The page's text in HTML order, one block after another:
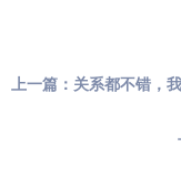
上一篇：关系都不错，